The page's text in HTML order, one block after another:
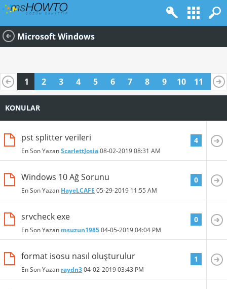
Microsoft Windows
1 2 3 4 5 6 7 8 9 10 11
12
KONULAR
pst splitter verileri
En Son YazanScarlettJosia08-02-201908:31 AM
4
Windows 10 Ağ Sorunu
En Son Yazan HayeLCAFE 05-29-2019 11:55 AM
0
srvcheck exe
En Son Yazan msuzun198504-05-201904:04 PM
0
format isosu nasıl oluşturulur
En Son Yazan raydn304-02-201903:43 PM
1